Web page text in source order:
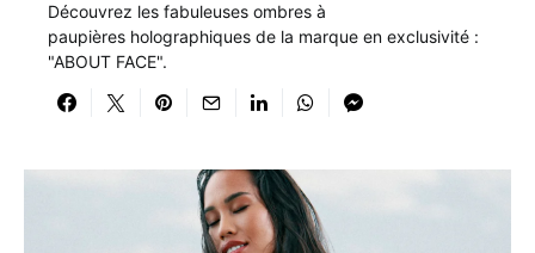
Découvrez les fabuleuses ombres à
paupières holographiques de la marque en exclusivité :
"ABOUT FACE".